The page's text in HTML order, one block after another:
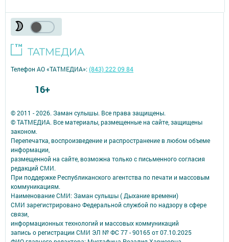
© 2011 - 2026. Заман сулышы. Все права защищены.
© ТАТМЕДИА. Все материалы, размещенные на сайте, защищены
законом.
Перепечатка, воспроизведение и распространение в любом объеме
информации,
размещенной на сайте, возможна только с письменного согласия
редакций СМИ.
При поддержке Республиканского агентства по печати и массовым
коммуникациям.
Наименование СМИ: Заман сулышы ( Дыхание времени)
СМИ зарегистрировано Федеральной службой по надзору в сфере
связи,
информационных технологий и массовых коммуникаций
запись о регистрации СМИ ЭЛ № ФС 77 - 90165 от 07.10.2025
Телефон АО «ТАТМЕДИА»:(843) 222 09 84
16+